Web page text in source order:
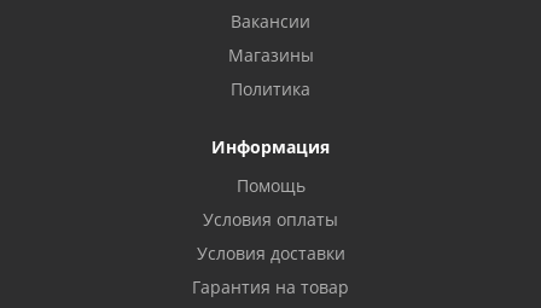
Вакансии
Магазины
Политика
Информация
Помощь
Условия оплаты
Условия доставки
Гарантия на товар